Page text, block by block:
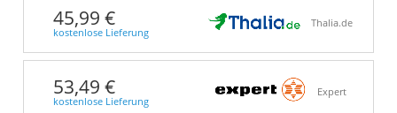
45,99 €
kostenlose Lieferung
Thalia.de
53,49 €
kostenlose Lieferung
Expert